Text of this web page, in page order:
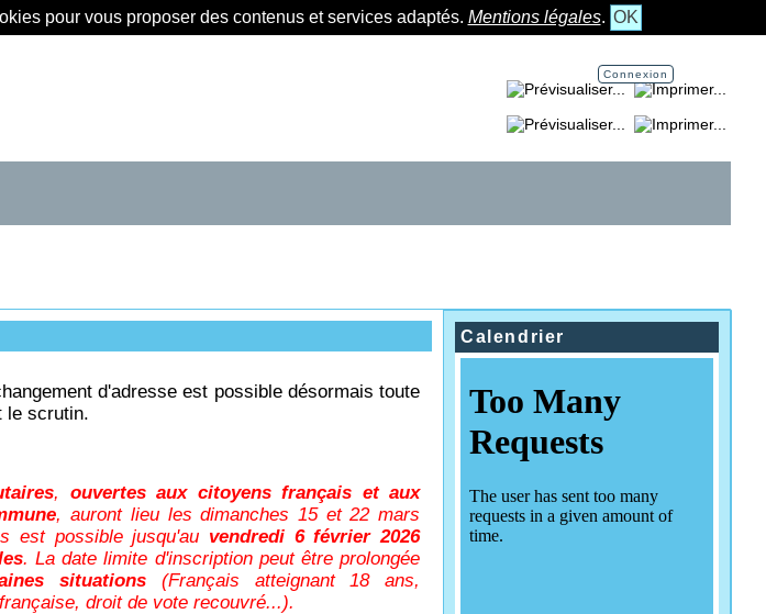
pour vous proposer des contenus et services adaptés. Mentions légales. OK
Connexion
d'adresse est possible désormais toute
le scrutin.
, ouvertes aux citoyens français et aux
, auront lieu les dimanches 15 et 22 mars
est possible jusqu'au vendredi 6 février 2026
. La date limite d'inscription peut être prolongée
situations (Français atteignant 18 ans,
droit de vote recouvré...).
Calendrier